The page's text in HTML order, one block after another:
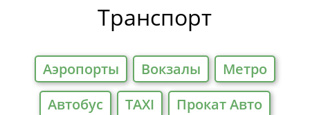
Транспорт
Аэропорты Вокзалы
Метро
Автобус
TAXI
Прокат Авто